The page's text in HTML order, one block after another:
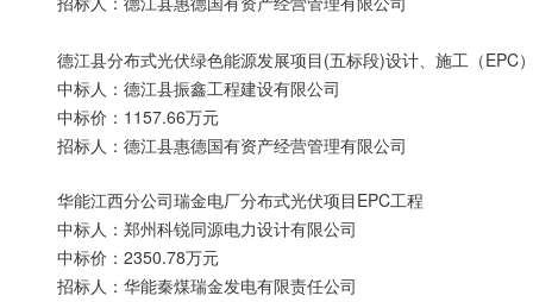
德江县分布式光伏绿色能源发展项目(五标段)设计、施工（EPC
中标人：德江县振鑫工程建设有限公司
中标价：1157.66万元
招标人：德江县惠德国有资产经营管理有限公司
华能江西分公司瑞金电厂分布式光伏项目EPC工程
中标人：郑州科锐同源电力设计有限公司
中标价：2350.78万元
招标人：华能秦煤瑞金发电有限责任公司